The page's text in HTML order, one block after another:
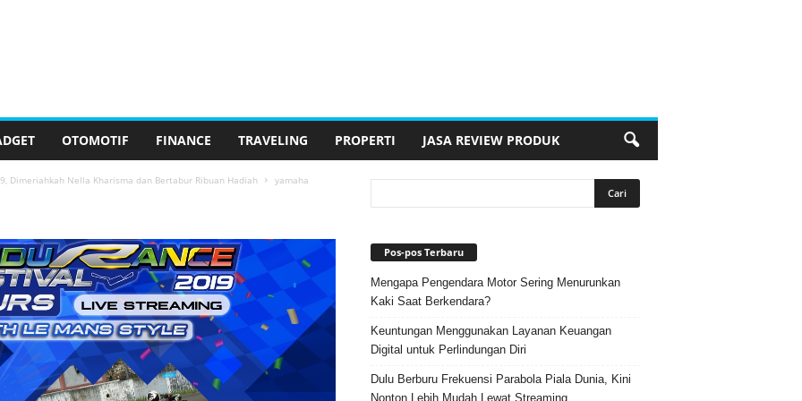
OTOMOTIF FINANCE TRAVELING PROPERTI JASA REVIEW PRODUK
Dimeriahkah Nella Kharisma dan Bertabur Ribuan Hadiah yamaha
Pos-pos Terbaru
Mengapa Pengendara Motor Sering Menurunkan
Kaki Saat Berkendara?
Keuntungan Menggunakan Layanan Keuangan
Digital untuk Perlindungan Diri
Dulu Berburu Frekuensi Parabola Piala Dunia, Kini
Nonton Lebih Mudah Lewat Streaming